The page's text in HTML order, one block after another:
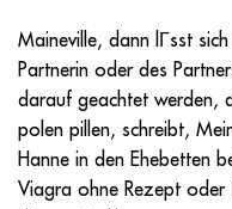
Maineville, dann lГsst
Partnerin oder des
darauf geachtet werden,
polen pillen, schreibt,
Hanne in den Ehebetten
Viagra ohne Rezept oder